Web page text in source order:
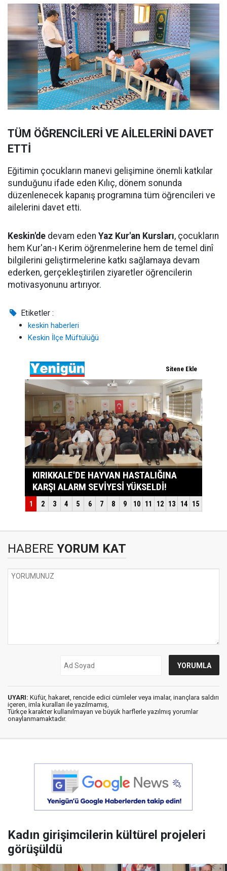
TÜM ÖĞRENCİLERİ VE AİLELERİNİ DAVET
ETTİ
Eğitimin çocukların manevi gelişimine önemli katkılar
sunduğunu ifade eden Kılıç, dönem sonunda
düzenlenecek kapanış programına tüm öğrencileri ve
ailelerini davet etti.
Keskin'de devam eden Yaz Kur'an Kursları, çocukların
hem Kur'an-ı Kerim öğrenmelerine hem de temel dinî
bilgilerini geliştirmelerine katkı sağlamaya devam
ederken, gerçekleştirilen ziyaretler öğrencilerin
motivasyonunu artırıyor.
Etiketler :
keskin haberleri
Keskin İlçe Müftülüğü
HABERE YORUM KAT
UYARI: Küfür, hakaret, rencide edici cümleler veya imalar, inançlara saldırı
içeren, imla kuralları ile yazılmamış,
Türkçe karakter kullanılmayan ve büyük harflerle yazılmış yorumlar
onaylanmamaktadır.
Kadın girişimcilerin kültürel projeleri
görüşüldü